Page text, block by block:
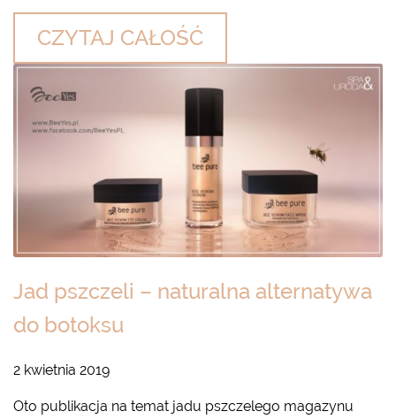
CZYTAJ CAŁOŚĆ
Jad pszczeli – naturalna alternatywa
do botoksu
2 kwietnia 2019
Oto publikacja na temat jadu pszczelego magazynu